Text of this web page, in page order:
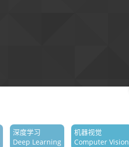
深度学习
Deep Learning
机器视觉
Computer Vision